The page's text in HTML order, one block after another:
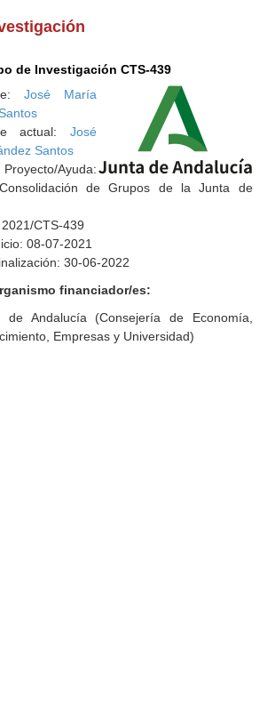
de Investigación CTS-439
José María
actual: José
Santos
Ayuda:
de Grupos de la Junta de
CTS-439
08-07-2021
30-06-2022
financiador/es:
de Andalucía (Consejería de Economía,
Empresas y Universidad)